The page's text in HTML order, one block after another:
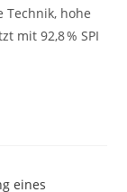
Technik, hohe
mit 92,8 % SPI